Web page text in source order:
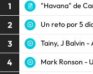
1 "Havana" de
2 Un reto por 5
3 Tainy, J Balvin -
4 Mark Ronson -